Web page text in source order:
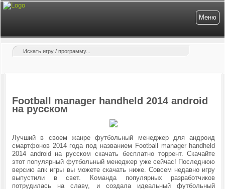
Меню
Football manager handheld 2014 android
на русском
Лучший в своем жанре футбольный менеджер для андроид
смартфонов 2014 года под названием Football manager handheld
2014 android на русском скачать бесплатно торрент. Скачайте
этот популярный футбольный менеджер уже сейчас! Последнюю
версию апк игры вы можете скачать ниже. Совсем недавно игру
выпустили в свет. Команда популярных разработчиков
потрудилась на славу, и создала идеальный футбольный